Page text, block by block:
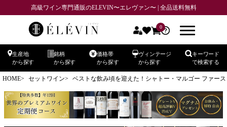
高級ワイン専門通販のELEVIN〜エレヴァン〜 | 全品送料無料
0
生産地
から探す
銘柄
から探す
価格帯
から探す
ヴィンテージ
から探す
キーワード
で検索する
HOME セットワイン ベストな飲み頃を迎えた！シャトー・マルゴー ファー